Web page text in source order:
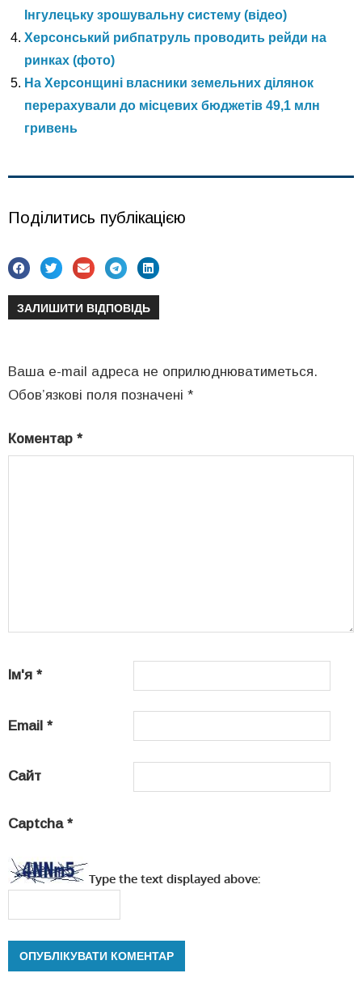
Інгулецьку зрошувальну систему (відео)
Херсонський рибпатруль проводить рейди на
ринках (фото)
На Херсонщині власники земельних ділянок
перерахували до місцевих бюджетів 49,1 млн
гривень
Поділитись публікацією
ЗАЛИШИТИ ВІДПОВІДЬ
Ваша e-mail адреса не оприлюднюватиметься.
Обов’язкові поля позначені *
Коментар *
Ім'я *
Email *
Сайт
Captcha *
Type the text displayed above: